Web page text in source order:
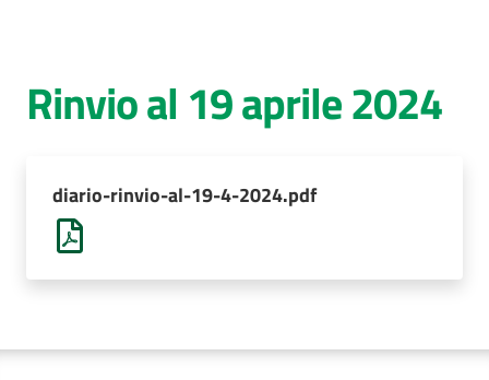
Servizi
AUSL
Rinvio al 19 aprile 2024
diario-rinvio-al-19-4-2024.pdf